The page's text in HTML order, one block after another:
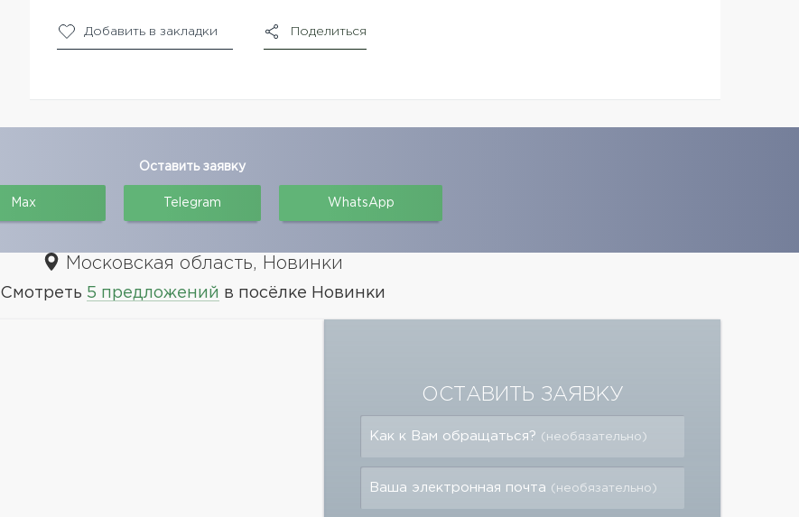
Добавить в закладки Поделиться
Оставить заявку
Max Telegram WhatsApp
Московская область, Новинки
Смотреть 5 предложений в посёлке Новинки
ОСТАВИТЬ ЗАЯВКУ
Как к Вам обращаться? (необязательно)
Ваша электронная почта (необязательно)